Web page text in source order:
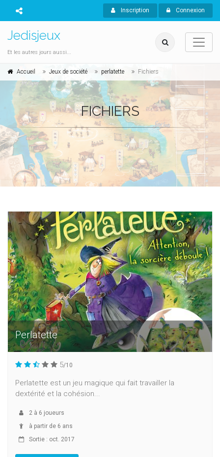
Inscription Connexion
Jedisjeux
Et les autres jours aussi...
Accueil Jeux de société perlatette Fichiers
FICHIERS
Perlatette
5/10
Perlatette est un jeu magique qui fait travailler la
dextérité et la cohésion...
2 à 6 joueurs
à partir de 6 ans
Sortie : oct. 2017